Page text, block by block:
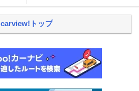
carview!トップ